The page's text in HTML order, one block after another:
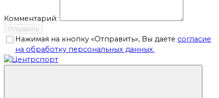
Комментарий:
Отправить
Нажимая на кнопку «Отправить», Вы даете согласие
на обработку персональных данных.